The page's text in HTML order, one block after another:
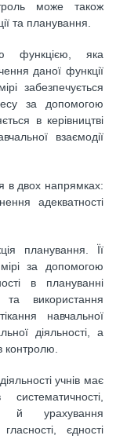
може також
та планування.
функцією, яка
даної функції
забезпечується
за допомогою
в керівництві
взаємодії
в двох напрямках:
адекватності
планування. Її
за допомогою
в плануванні
та використання
навчальної
діяльності, а
контролю.
учнів має
й урахування
єдності